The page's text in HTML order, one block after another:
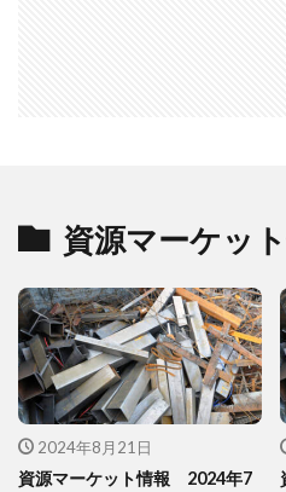
資源マーケッ
2024年8月21日
資源マーケット情報 2024年7